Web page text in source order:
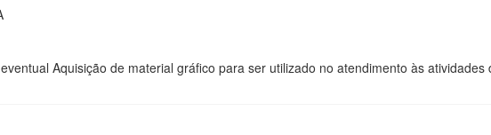
Aquisição de material gráfico para ser utilizado no atendimento às